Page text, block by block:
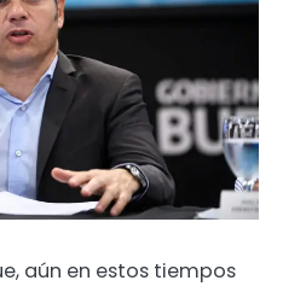
aún en estos tiempos